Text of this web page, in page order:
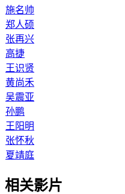
施名帅
郑人硕
张再兴
高捷
王识贤
黄尚禾
吴震亚
孙鹏
王阳明
张怀秋
夏靖庭
相关影片